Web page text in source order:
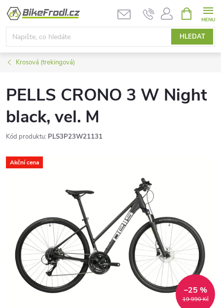
Přejít
obsah
HLEDAT
NÁKUPNÍ
KOŠÍK
Krosová (trekingová)
PELLS CRONO 3 W Night
black, vel. M
Kód produktu: PLS3P23W21131
Akční cena
19 990 Kč
–25 %